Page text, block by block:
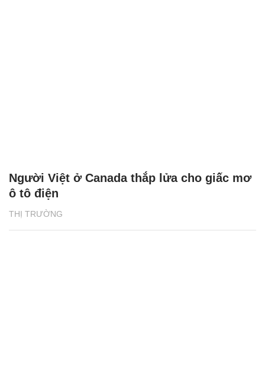
THỊ TRƯỜNG
Người Việt ở Canada thắp lửa cho giấc mơ
ô tô điện